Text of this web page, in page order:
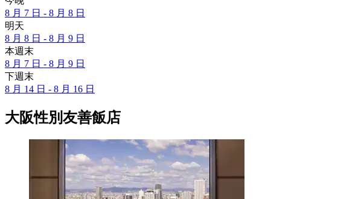
8 月 7 日 - 8 月 8 日
明天
8 月 8 日 - 8 月 9 日
本週末
8 月 7 日 - 8 月 9 日
下週末
8 月 14 日 - 8 月 16 日
大阪性別友善飯店